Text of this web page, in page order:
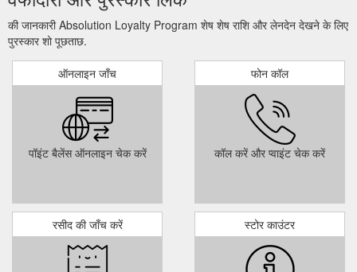
की जानकारी Absolution Loyalty Program शेष शेष राशि और लेनदेन देखने के लिए
पुरस्कार शो पूछताछ.
ऑनलाइन जाँच
पॉइंट बैलेंस ऑनलाइन चेक करें
फोन कॉल
कॉल करें और प्वाइंट चेक करें
रसीद की जाँच करें स्टोर काउंटर